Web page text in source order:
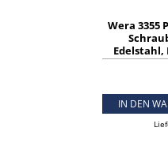
Wera 3355
Edelstahl,
IN DEN